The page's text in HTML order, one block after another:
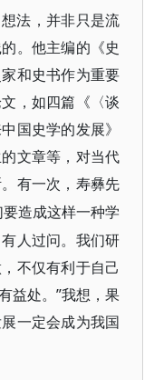
法，并非只是流
。他主编的《史
和史书作为重要
，如四篇《〈谈
国史学的发展》
文章等，对当代
有一次，寿彝先
要造成这样一种学
人过问。我们研
不仅有利于自己
益处。”我想，果
一定会成为我国